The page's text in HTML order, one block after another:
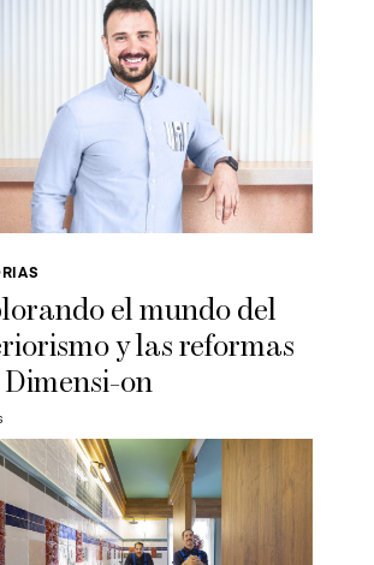
el mundo del
y las reformas
Dimensi-on